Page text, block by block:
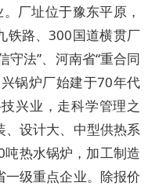
厂址位于豫东平原，
铁路、300国道横贯厂
守法”、河南省“重合同
锅炉厂始建于70年代
兴业，走科学管理之
、设计大、中型供热系
热水锅炉，加工制造
级重点企业。除报价